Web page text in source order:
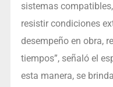
sistemas
resistir condiciones
desempeño en obra,
tiempos”, señaló el
esta manera, se